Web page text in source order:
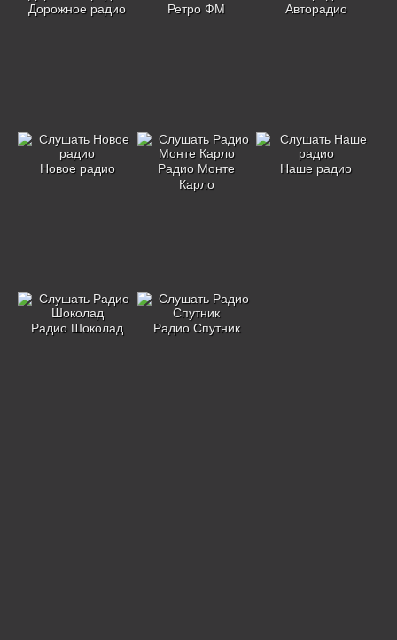
Дорожное радио Ретро ФМ Авторадио
Новое радио
Радио Монте
Карло
Наше радио
Радио Шоколад Радио Спутник